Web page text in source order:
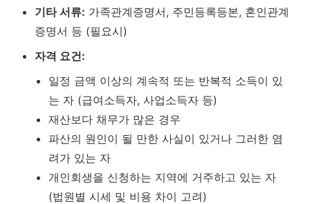
기타 서류: 가족관계증명서, 주민등록등본, 혼인관계
증명서 등 (필요시)
자격 요건:
일정 금액 이상의 계속적 또는 반복적 소득이 있
는 자 (급여소득자, 사업소득자 등)
재산보다 채무가 많은 경우
파산의 원인이 될 만한 사실이 있거나 그러한 염
려가 있는 자
개인회생을 신청하는 지역에 거주하고 있는 자
(법원별 시세 및 비용 차이 고려)